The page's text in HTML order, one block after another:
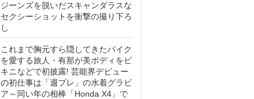
ジーンズを脱いだスキャンダラスな
セクシーショットを衝撃の撮り下ろ
し
これまで胸元すら隠してきたバイク
を愛する旅人・有那が美ボディをビ
キニなどで初披露! 芸能界デビュー
の初仕事は「週プレ」の水着グラビ
ア～同い年の相棒「Honda X4」で